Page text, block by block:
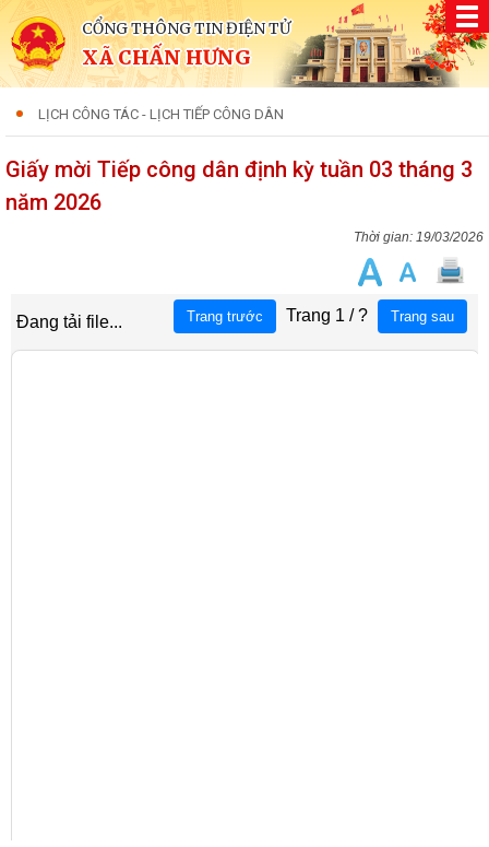
CỔNG THÔNG TIN ĐIỆN TỬ
XÃ CHẤN HƯNG
LỊCH CÔNG TÁC - LỊCH TIẾP CÔNG DÂN
Giấy mời Tiếp công dân định kỳ tuần 03 tháng 3
năm 2026
19/03/2026